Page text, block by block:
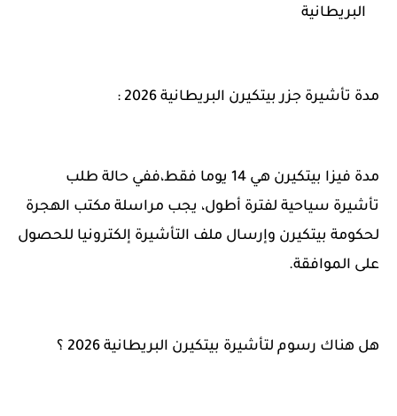
البريطانية
مدة تأشيرة جزر بيتكيرن البريطانية 2026 :
مدة فيزا بيتكيرن هي 14 يوما فقط،ففي حالة طلب
تأشيرة سياحية لفترة أطول، يجب مراسلة مكتب الهجرة
لحكومة بيتكيرن وإرسال ملف التأشيرة إلكترونيا للحصول
على الموافقة.
هل هناك رسوم لتأشيرة بيتكيرن البريطانية 2026 ؟